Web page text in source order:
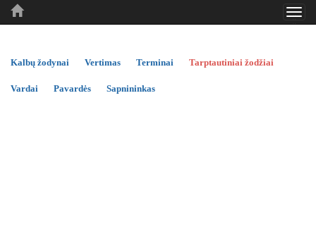
..
..
Kalbų žodynai Vertimas Terminai Tarptautiniai žodžiai
Vardai Pavardės Sapnininkas